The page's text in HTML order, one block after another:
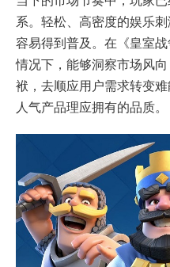
系。轻松、高密度的娱乐
容易得到普及。在《皇室
情况下，能够洞察市场风
袱，去顺应用户需求转变
人气产品理应拥有的品质。